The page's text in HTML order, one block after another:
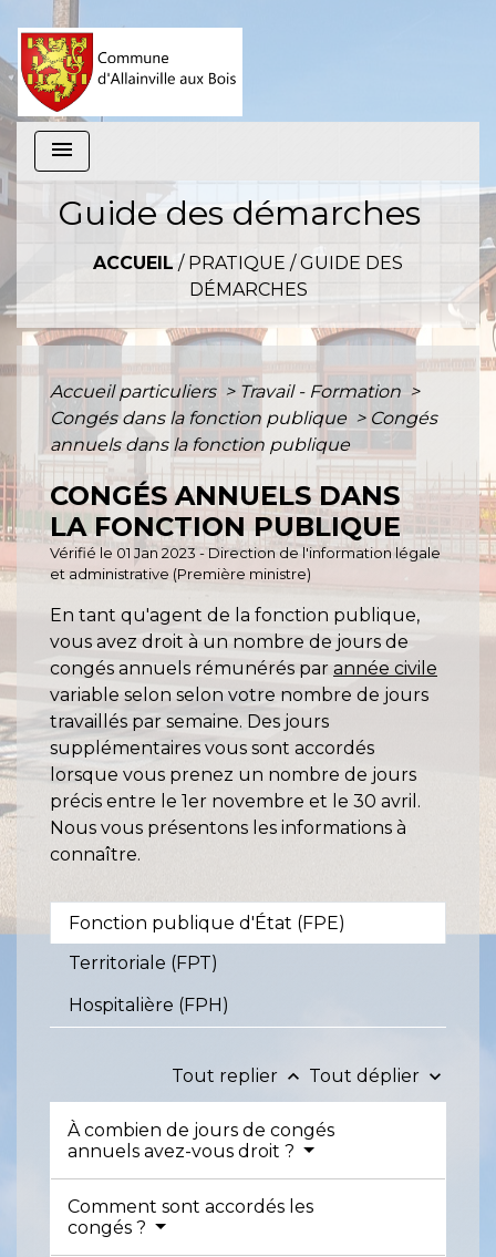
menu
Guide des démarches
ACCUEIL / PRATIQUE /GUIDE DES
DÉMARCHES
Accueil particuliers > Travail - Formation >
Congés dans la fonction publique > Congés
annuels dans la fonction publique
CONGÉS ANNUELS DANS
LA FONCTION PUBLIQUE
Vérifié le 01 Jan 2023 - Direction de l'information légale
et administrative (Première ministre)
En tant qu'agent de la fonction publique,
vous avez droit à un nombre de jours de
congés annuels rémunérés par année civile
variable selon selon votre nombre de jours
travaillés par semaine. Des jours
supplémentaires vous sont accordés
lorsque vous prenez un nombre de jours
précis entre le 1er novembre et le 30 avril.
Nous vous présentons les informations à
connaître.
Fonction publique d'État (FPE)
Territoriale (FPT)
Hospitalière (FPH)
Tout replier keyboard_arrow_up Tout déplier keyboard_arrow_down
À combien de jours de congés
annuels avez-vous droit ?
Comment sont accordés les
congés ?